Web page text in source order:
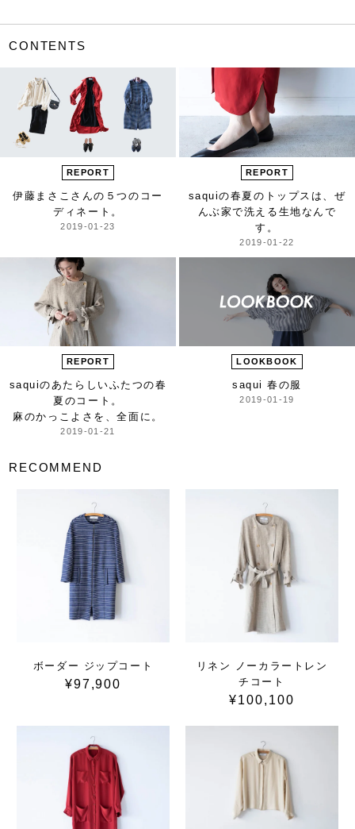
CONTENTS
REPORT
伊藤まさこさんの ５つのコー
ディネート。
2019-01-23
REPORT
saquiの春夏のトップスは、 ぜ
んぶ家で洗える生地なんで
す。
2019-01-22
REPORT
saquiのあたらしいふたつの春
夏のコート。
麻のかっこよさを、全面に。
2019-01-21
LOOKBOOK
saqui 春の服
2019-01-19
RECOMMEND
ボーダー ジップコート
¥97,900
リネン ノーカラートレン
チコート
¥100,100